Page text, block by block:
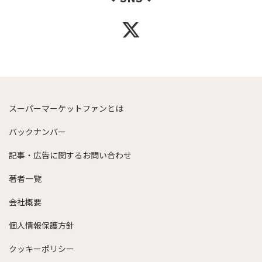
スーパーマーケットファンとは
バックナンバー
記事・広告に関するお問い合わせ
著者一覧
会社概要
個人情報保護方針
クッキーポリシー